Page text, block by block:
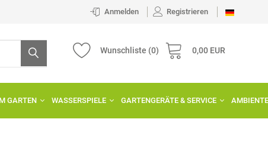
Anmelden Registrieren
Wunschliste (0) 0,00 EUR
GARTEN WASSERSPIELE GARTENGERÄTE & SERVICE AMBIENTE